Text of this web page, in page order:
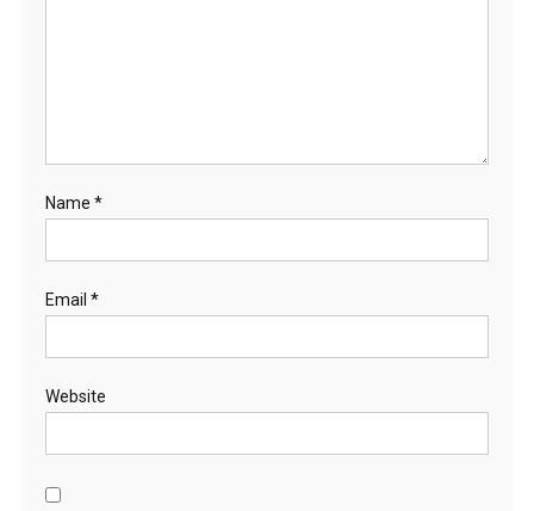
Name *
Email *
Website